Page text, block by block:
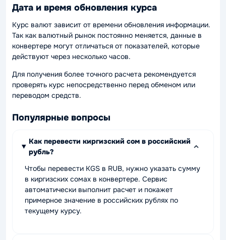
Дата и время обновления курса
Курс валют зависит от времени обновления информации.
Так как валютный рынок постоянно меняется, данные в
конвертере могут отличаться от показателей, которые
действуют через несколько часов.
Для получения более точного расчета рекомендуется
проверять курс непосредственно перед обменом или
переводом средств.
Популярные вопросы
Как перевести киргизский сом в российский
рубль?
Чтобы перевести KGS в RUB, нужно указать сумму
в киргизских сомах в конвертере. Сервис
автоматически выполнит расчет и покажет
примерное значение в российских рублях по
текущему курсу.